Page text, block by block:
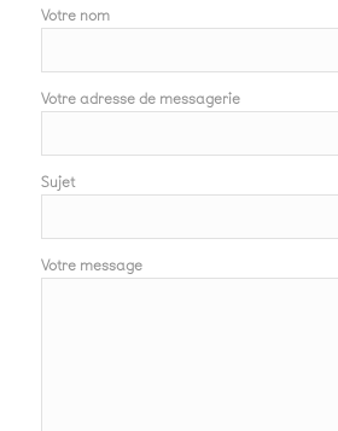
Votre nom
Votre adresse de messagerie
Sujet
Votre message